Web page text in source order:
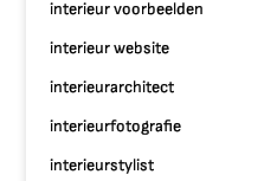
interieur voorbeelden
interieur website
interieurarchitect
interieurfotografie
interieurstylist